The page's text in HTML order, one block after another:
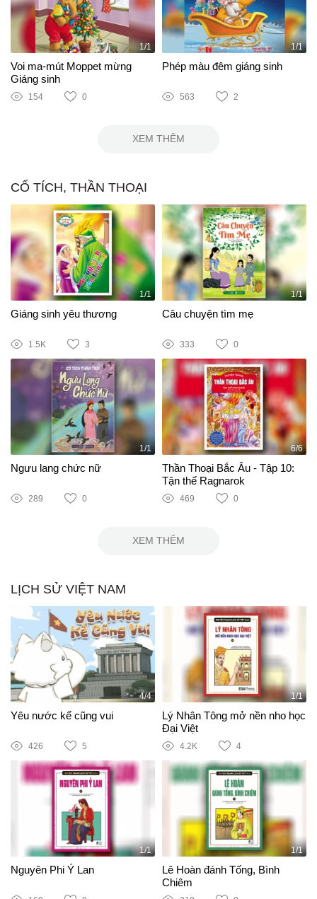
1/1
Voi ma-mút Moppet mừng
Giáng sinh
154 0
1/1
Phép màu đêm giáng sinh
563 2
XEM THÊM
CỔ TÍCH, THẦN THOẠI
1/1
Giáng sinh yêu thương
1.5K 3
1/1
Câu chuyện tìm mẹ
333 0
1/1
Ngưu lang chức nữ
289 0
6/6
Thần Thoại Bắc Âu - Tập 10:
Tận thế Ragnarok
469 0
XEM THÊM
LỊCH SỬ VIỆT NAM
4/4
Yêu nước kể cũng vui
426 5
1/1
Lý Nhân Tông mở nền nho học
Đại Việt
4.2K 4
1/1
Nguyên Phi Ỷ Lan
1/1
Lê Hoàn đánh Tống, Bình
Chiêm